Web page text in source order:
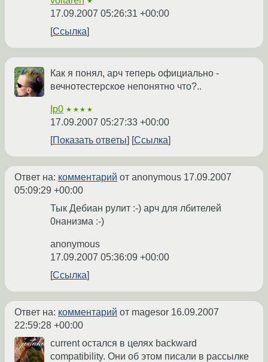
17.09.2007 05:26:31 +00:00
Ссылка
Как я понял, арч теперь официально -
вечнотестерское непонятно что?..
Ip0 ★★★★
17.09.2007 05:27:33 +00:00
Показать ответы
Ссылка
Ответ на: комментарий от anonymous 17.09.2007
05:09:29 +00:00
Тык Дебиан рулит :-) арч для лбителей
0нанизма :-)
anonymous
17.09.2007 05:36:09 +00:00
Ссылка
Ответ на: комментарий от magesor 16.09.2007
22:59:28 +00:00
current остался в целях backward
compatibility. Они об этом писали в рассылке